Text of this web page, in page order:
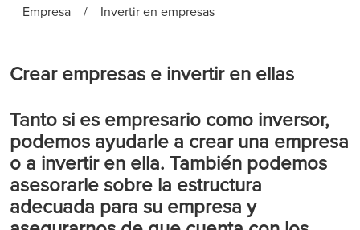
Empresa
/ Invertir en empresas
Crear empresas e invertir en ellas
Tanto si es empresario como inversor,
podemos ayudarle a crear una empresa
o a invertir en ella. También podemos
asesorarle sobre la estructura
adecuada para su empresa y